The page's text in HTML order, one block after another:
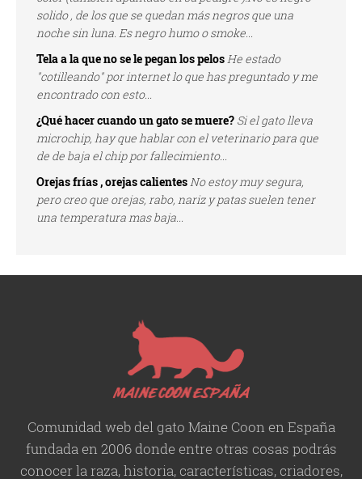
solido , de los que se quedan más negros que una
noche sin luna. Es negro humo o smoke...
Tela a la que no se le pegan los pelosHe estado
"cotilleando" por internet lo que has preguntado y me
encontrado con esto...
¿Qué hacer cuando un gato se muere? Si el gato lleva
microchip, hay que hablar con el veterinario para que
de de baja el chip por fallecimiento...
Orejas frías , orejas calientesNo estoy muy segura,
pero creo que orejas, rabo, nariz y patas suelen tener
una temperatura mas baja...
Comunidad web del gato Maine Coon en España
fundada en 2006 donde entre otras cosas podrás
conocer la raza, historia,características, criadores,